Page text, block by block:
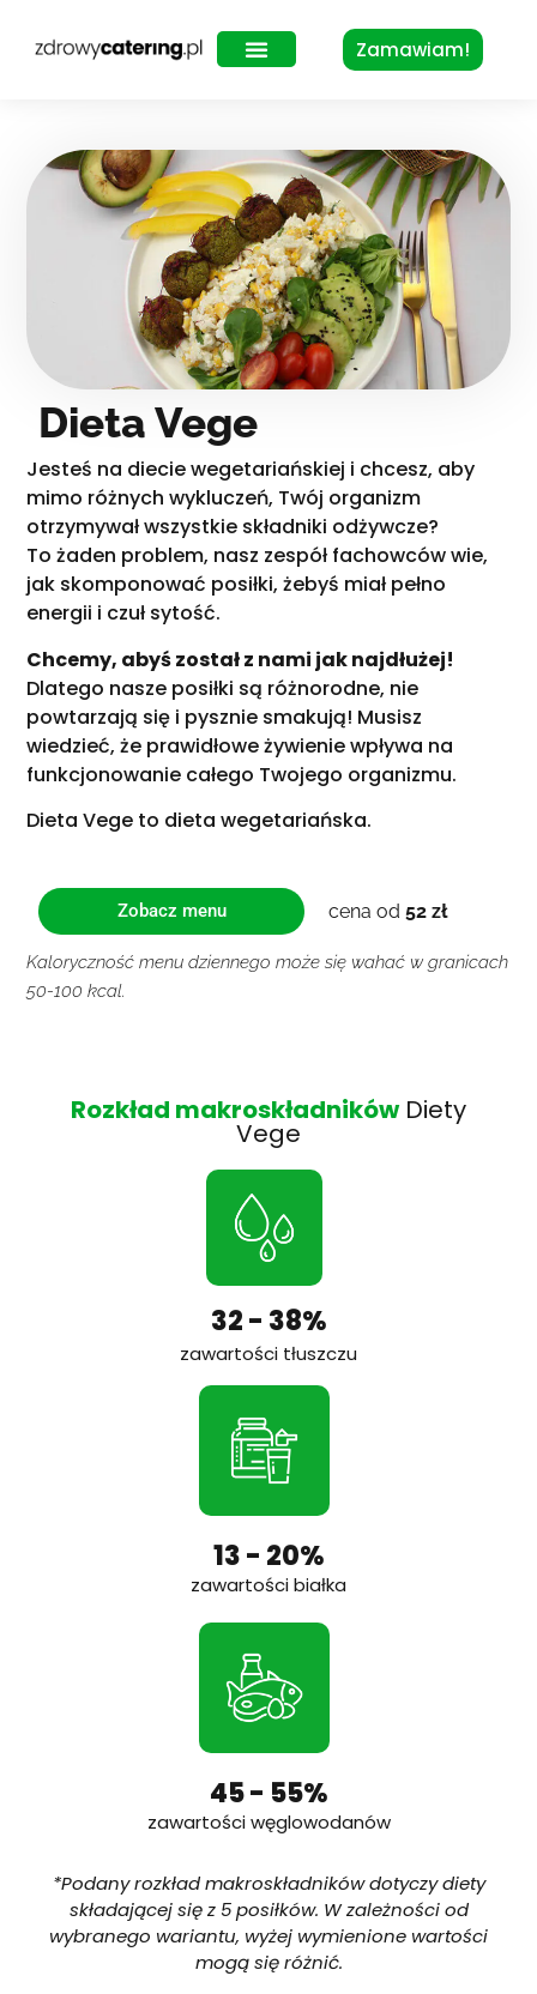
Zamawiam!
Dieta Vege
Jesteś na diecie wegetariańskiej i chcesz, aby
mimo różnych wykluczeń, Twój organizm
otrzymywał wszystkie składniki odżywcze?
To żaden problem, nasz zespół fachowców wie,
jak skomponować posiłki, żebyś miał pełno
energii i czuł sytość.
Chcemy, abyś został z nami jak najdłużej!
Dlatego nasze posiłki są różnorodne, nie
powtarzają się i pysznie smakują! Musisz
wiedzieć, że prawidłowe żywienie wpływa na
funkcjonowanie całego Twojego organizmu.
Dieta Vege to dieta wegetariańska.
Zobacz menu cena od52 zł
Kaloryczność menu dziennego może się wahać w granicach
50-100 kcal.
Rozkład makroskładnikówDiety
Vege
32 - 38%
zawartości tłuszczu
13 - 20%
zawartości białka
45 - 55%
zawartości węglowodanów
*Podany rozkład makroskładników dotyczy diety
składającej się z 5 posiłków. W zależności od
wybranego wariantu, wyżej wymienione wartości
mogą się różnić.